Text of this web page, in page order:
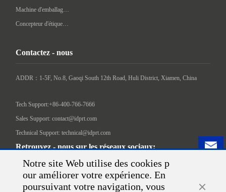
Notre site Web utilise des cookies p
our améliorer votre expérience. En
poursuivant votre navigation, vous
Machine d'emballage intelligente
Concepteur d'étiquettes
Contactez - nous
ADDR：1-5F, No.8, Gaoqi South 12th Road, Huli District, Xiamen, China
Tech Support:+86-400-766-7666
Sales Support: contact@idprt.com
Technical Support: technical@idprt.com
Retrouvez - nous sur les réseaux sociaux: